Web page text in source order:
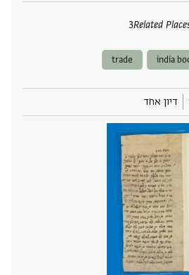
Related
3
india
trade
דיון אחד